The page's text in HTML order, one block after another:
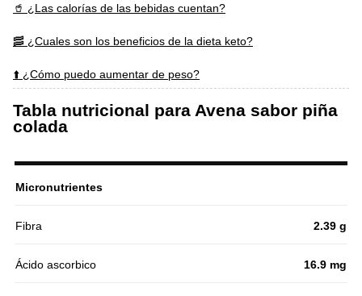
🥤 ¿Las calorías de las bebidas cuentan?
🥓 ¿Cuales son los beneficios de la dieta keto?
⬆️ ¿Cómo puedo aumentar de peso?
Tabla nutricional para Avena sabor piña
colada
Micronutrientes
Fibra 2.39 g
Ácido ascorbico 16.9 mg